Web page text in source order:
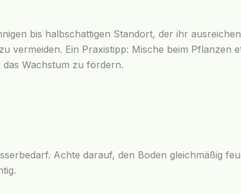
bis halbschattigen Standort, der ihr
vermeiden. Ein Praxistipp: Mische beim
Wachstum zu fördern.
Achte darauf, den Boden gleichmäßig